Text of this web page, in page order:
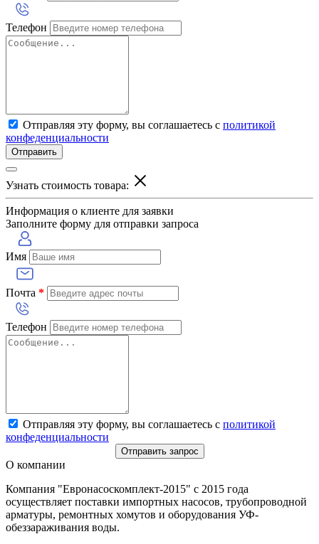
Телефон
Отправляя эту форму, вы соглашаетесь с политикой
конфеденциальности
Отправить
Узнать стоимость товара:
Информация о клиенте для заявки
Заполните форму для отправки запроса
Имя
Почта *
Телефон
Отправляя эту форму, вы соглашаетесь с политикой
конфеденциальности
Отправить запрос
О компании
Компания "Евронасоскомплект-2015" с 2015 года
осуществляет поставки импортных насосов, трубопроводной
арматуры, ремонтных хомутов и оборудования УФ-
обеззараживания воды.